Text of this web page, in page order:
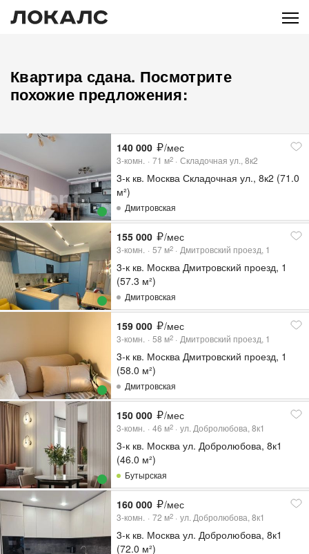
Квартира сдана. Посмотрите
похожие предложения:
140 000 /мес
3-комн. 71 м2 Складочная ул., 8к2
3-к кв. Москва Складочная ул., 8к2 (71.0
м²)
Дмитровская
155 000 /мес
3-комн. 57 м2 Дмитровский проезд, 1
3-к кв. Москва Дмитровский проезд, 1
(57.3 м²)
Дмитровская
159 000 /мес
3-комн. 58 м2 Дмитровский проезд, 1
3-к кв. Москва Дмитровский проезд, 1
(58.0 м²)
Дмитровская
150 000 /мес
3-комн. 46 м2 ул. Добролюбова, 8к1
3-к кв. Москва ул. Добролюбова, 8к1
(46.0 м²)
Бутырская
160 000 /мес
3-комн. 72 м2 ул. Добролюбова, 8к1
3-к кв. Москва ул. Добролюбова, 8к1
(72.0 м²)